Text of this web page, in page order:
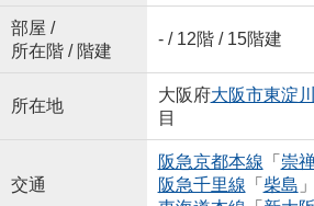
部屋 /
所在階 / 階建
- / 12階 / 15階建
所在地
大阪府大阪市東淀
目
交通
阪急京都本線 「 崇
阪急千里線 「 柴島